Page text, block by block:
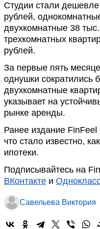
Студии стали
рублей,
двухкомнатные 38
трехкомнатных
рублей.
За первые пять
однушки сократились
двухкомнатные
указывает на
рынке аренды.
Ранее издание FinFeel
что стало известно,
ипотеки.
Подписывайтесь на
ВКонтакте и
Савельева Виктория